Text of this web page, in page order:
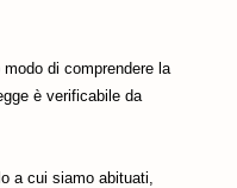
di comprendere la
è verificabile da
a cui siamo abituati,